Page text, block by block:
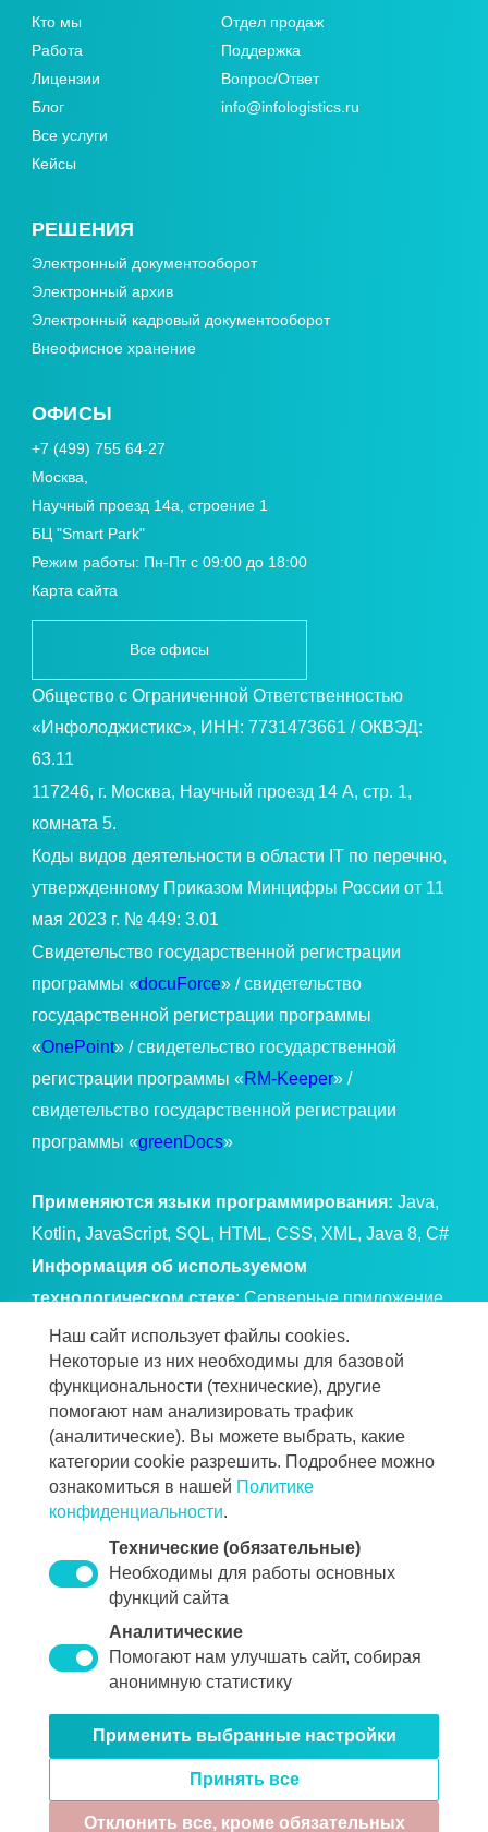
Кто мы
Работа
Лицензии
Блог
Все услуги
Кейсы
РЕШЕНИЯ
Электронный документооборот
Электронный архив
Электронный кадровый документооборот
Внеофисное хранение
Отдел продаж
Поддержка
Вопрос/Ответ
info@infologistics.ru
ОФИСЫ
+7 (499) 755 64-27
Москва,
Научный проезд 14а, строение 1
БЦ "Smart Park"
Режим работы: Пн-Пт с 09:00 до 18:00
Карта сайта
Все офисы
Общество с Ограниченной Ответственностью
«Инфолоджистикс», ИНН: 7731473661 / ОКВЭД:
63.11
117246, г. Москва, Научный проезд 14 А, стр. 1,
комната 5.
Коды видов деятельности в области IT по перечню,
утвержденному Приказом Минцифры России от 11
мая 2023 г. № 449: 3.01
Свидетельство государственной регистрации
программы «docuForce» / свидетельство
государственной регистрации программы
«OnePoint» / свидетельство государственной
регистрации программы «RM-Keeper» /
свидетельство государственной регистрации
программы «greenDocs»
Применяются языки программирования: Java,
Kotlin, JavaScript, SQL, HTML, CSS, XML, Java 8, C#
Информация об используемом
технологическом стеке: Серверные приложение
Java, сервер приложений и фреймворки семейства
Spring, веб-интерфейс на JavaScript/TypeScript.
Хранилище: реляционная СУБД (PostgreSQL).
Интеграции: брокер сообщений/очереди.
Развёртывание: контейнеризация, оркестрация. ОС
семейства Linux, Windows.
Стоимость услуг формируется для каждого Клиента
индивидуально в зависимости от состава решения,
объёма предполагаемых услуг желаний и
просим Вас связаться с нами по указанным
контактам.
© 2000-2026 «InfoLogistics»
Политика конфиденциальности
Наш сайт использует файлы cookies.
Некоторые из них необходимы для базовой
функциональности (технические), другие
помогают нам анализировать трафик
(аналитические). Вы можете выбрать, какие
категории cookie разрешить. Подробнее можно
ознакомиться в нашей Политике
конфиденциальности.
Технические (обязательные)
Необходимы для работы основных
функций сайта
Аналитические
Помогают нам улучшать сайт, собирая
анонимную статистику
Применить выбранные настройки
Принять все
Отклонить все, кроме обязательных